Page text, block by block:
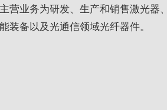
营业务为研发、生产和销售激光器
装备以及光通信领域光纤器件。